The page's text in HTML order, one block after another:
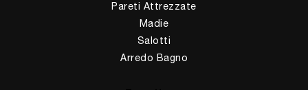
Pareti Attrezzate
Madie
Salotti
Arredo Bagno